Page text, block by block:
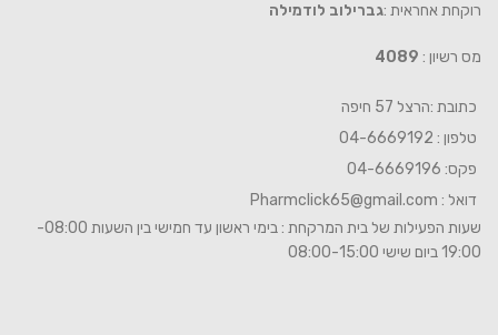
רוקחת אחראית :גברילוב לודמילה
מס רשיון : 4089
כתובת :הרצל 57 חיפה
טלפון : 04-6669192
פקס: 04-6669196
דואל : Pharmclick65@gmail.com
שעות הפעילות של בית המרקחת : בימי ראשון עד חמישי בין השעות 08:00-
19:00 ביום שישי 08:00-15:00